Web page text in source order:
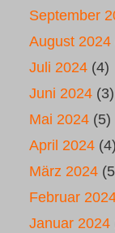
September
August 2024
Juli 2024 (4)
Juni 2024 (3)
Mai 2024 (5)
April 2024 (4)
März 2024
Februar
Januar 2024